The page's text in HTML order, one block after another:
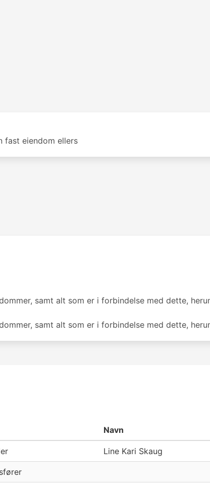
fast eiendom ellers
samt alt som er i forbindelse med dette,
samt alt som er i forbindelse med dette,
Navn
Line Kari Skaug